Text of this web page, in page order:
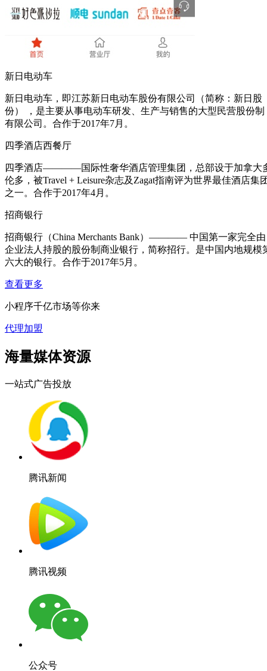
新日电动车
新日电动车，即江苏新日电动车股份有限公司（简称：新日股
份） ，是主要从事电动车研发、生产与销售的大型民营股份制
有限公司。合作于2017年7月。
四季酒店西餐厅
四季酒店————国际性奢华酒店管理集团，总部设于加拿大
伦多，被Travel + Leisure杂志及Zagat指南评为世界最佳酒店集
之一。合作于2017年4月。
招商银行
招商银行（China Merchants Bank）———— 中国第一家完全由
企业法人持股的股份制商业银行，简称招行。是中国内地规模
六大的银行。合作于2017年5月。
查看更多
小程序千亿市场等你来
代理加盟
海量媒体资源
一站式广告投放
腾讯新闻
腾讯视频
公众号